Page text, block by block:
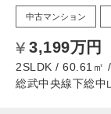
中古マンション
3,199万円
2SLDK / 60.61㎡
総武中央線下総中